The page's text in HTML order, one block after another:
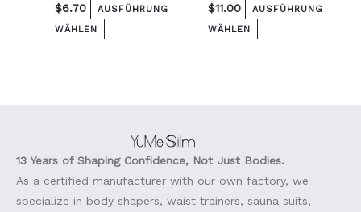
$6.70
AUSFÜHRUNG
WÄHLEN
$11.00
AUSFÜHRUNG
WÄHLEN
13 Years of Shaping Confidence, Not Just Bodies.
As a certified manufacturer with our own factory, we
specialize in body shapers, waist trainers, sauna suits,